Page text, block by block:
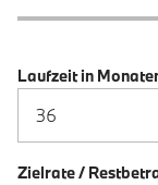
Anzahlung
Laufzeit in
Zielrate /